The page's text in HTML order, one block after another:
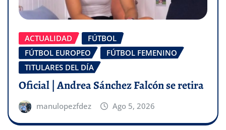
ACTUALIDAD
FÚTBOL
FÚTBOL EUROPEO
FÚTBOL FEMENINO
TITULARES DEL DÍA
Oficial | Andrea Sánchez Falcón se retira
manulopezfdez Ago 5, 2026